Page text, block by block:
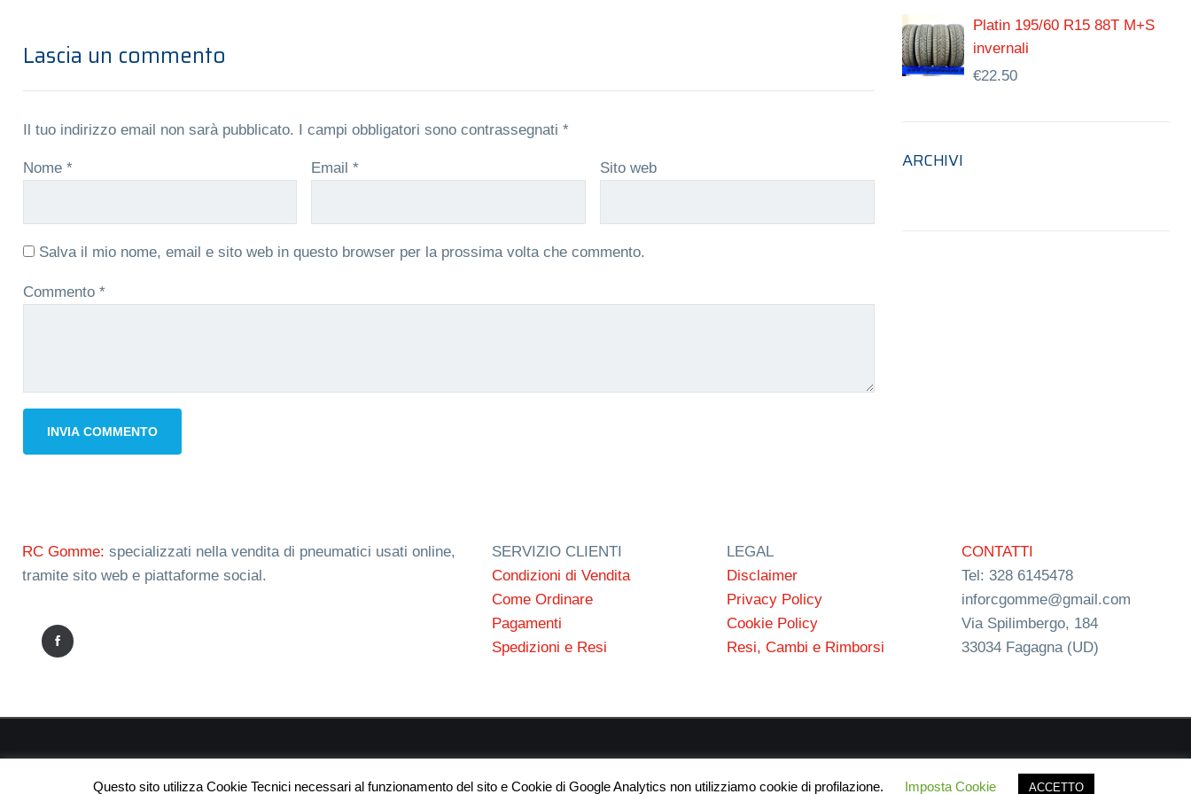
Lascia un commento
Il tuo indirizzo email non sarà pubblicato. I campi obbligatori sono contrassegnati *
Nome * Email* Sito web
Salva il mio nome, email e sito web in questo browser per la prossima volta che commento.
Commento *
Platin 195/60 R15 88T M+S
invernali
€22.50
ARCHIVI
RC Gomme: specializzati nella vendita di pneumatici usati online,
tramite sito web e piattaforme social.
SERVIZIO CLIENTI
Condizioni di Vendita
Come Ordinare
Pagamenti
Spedizioni e Resi
LEGAL
Disclaimer
Privacy Policy
Cookie Policy
Resi, Cambi e Rimborsi
CONTATTI
Tel: 328 6145478
inforcgomme@gmail.com
Via Spilimbergo, 184
33034 Fagagna (UD)
Questo sito utilizza Cookie Tecnici necessari al funzionamento del sito e Cookie di Google Analytics non utilizziamo cookie di profilazione.
Imposta Cookie ACCETTO